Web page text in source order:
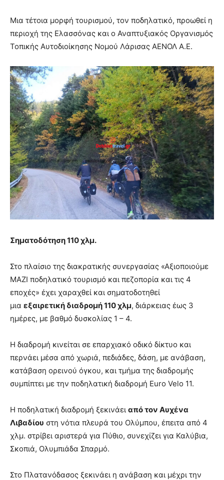
Μια τέτοια μορφή τουρισμού, τον ποδηλατικό, προωθεί η
περιοχή της Ελασσόνας και ο Αναπτυξιακός Οργανισμός
Τοπικής Αυτοδιοίκησης Νομού Λάρισας ΑΕΝΟΛ Α.Ε.
Σηματοδότηση 110 χλμ.
Στο πλαίσιο της διακρατικής συνεργασίας «Αξιοποιούμε
ΜΑΖΙ ποδηλατικό τουρισμό και πεζοπορία και τις 4
εποχές» έχει χαραχθεί και σηματοδοτηθεί
μια εξαιρετική διαδρομή 110 χλμ, διάρκειας έως 3
ημέρες, με βαθμό δυσκολίας 1 – 4.
Η διαδρομή κινείται σε επαρχιακό οδικό δίκτυο και
περνάει μέσα από χωριά, πεδιάδες, δάση, με ανάβαση,
κατάβαση ορεινού όγκου, και τμήμα της διαδρομής
συμπίπτει με την ποδηλατική διαδρομή Euro Velo 11.
Η ποδηλατική διαδρομή ξεκινάει από τον Αυχένα
Λιβαδίου στη νότια πλευρά του Ολύμπου, έπειτα από 4
χλμ. στρίβει αριστερά για Πύθιο, συνεχίζει για Καλύβια,
Σκοπιά, Ολυμπιάδα Σπαρμό.
Στο Πλατανόδασος ξεκινάει η ανάβαση και μέχρι την